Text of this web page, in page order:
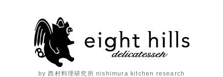
by 西村料理研究所 nishimura kitchen research